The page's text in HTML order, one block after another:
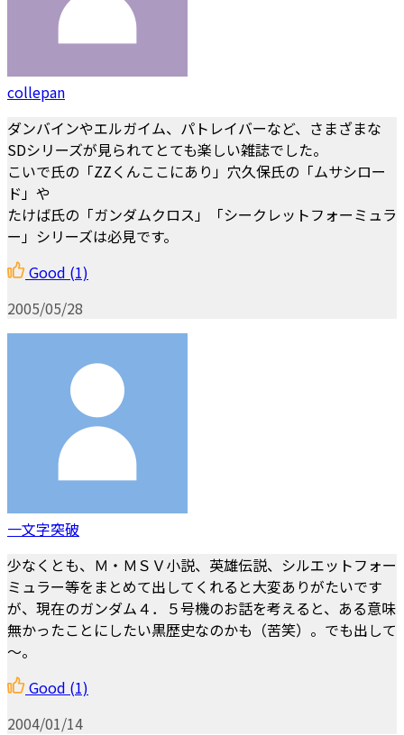
collepan
ダンバインやエルガイム、パトレイバーなど、さまざまな
SDシリーズが見られてとても楽しい雑誌でした。
こいで氏の「ZZくんここにあり」穴久保氏の「ムサシロー
ド」や
たけば氏の「ガンダムクロス」「シークレットフォーミュラ
ー」シリーズは必見です。
Good (1)
2005/05/28
一文字突破
少なくとも、Ｍ・ＭＳＶ小説、英雄伝説、シルエットフォー
ミュラー等をまとめて出してくれると大変ありがたいです
が、現在のガンダム４．５号機のお話を考えると、ある意味
無かったことにしたい黒歴史なのかも（苦笑）。でも出して
～。
Good (1)
2004/01/14